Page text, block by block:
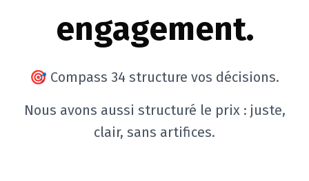
engagement.
🎯 Compass 34 structure vos décisions.
Nous avons aussi structuré le prix : juste,
clair, sans artifices.